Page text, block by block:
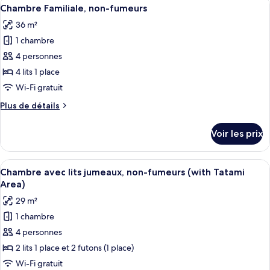
non-
fumeurs
de
Chambre
Triple
non-
fumeurs
toutes
les
photos
pour
ce
type
chambre :
non-
fumeurs
2
Chambre Familiale, non-fumeurs
36 m²
1 chambre
4 personnes
4 lits 1 place
Wi-Fi gratuit
Plus de détails
Plus
le
type
de
chambre
Chambre
Familiale,
non-
fumeurs
Voir les prix
Afficher
toutes
les
photos
pour
ce
type
de
Une chambre d’hôtel avec deux
4
Chambre avec lits jumeaux, non-fumeurs (with Tatami
Area)
29 m²
1 chambre
4 personnes
2 lits 1 place et 2 futons (1 place)
Wi-Fi gratuit